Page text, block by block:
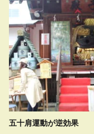
五十肩運動が逆効果